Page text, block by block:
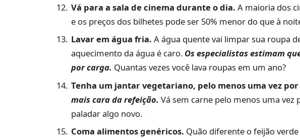
Vá para a sala de cinema durante o dia. A maioria dos
e os preços dos bilhetes pode ser 50% menor do que à
Lavar em água fria. A água quente vai limpar sua roupa
aquecimento da água é caro. Os especialistas estimam
por carga. Quantas vezes você lava roupas em um ano?
Tenha um jantar vegetariano, pelo menos uma vez
mais cara da refeição. Vá sem carne pelo menos uma vez
paladar algo novo.
Coma alimentos genéricos. Quão diferente o feijão